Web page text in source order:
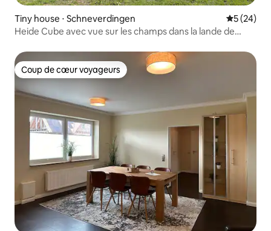
Tiny house ⋅ Schneverdingen
5 (24)
Heide Cube avec vue sur les champs dans la lande de
Coup de cœur voyageurs
Coup de cœur voyageurs